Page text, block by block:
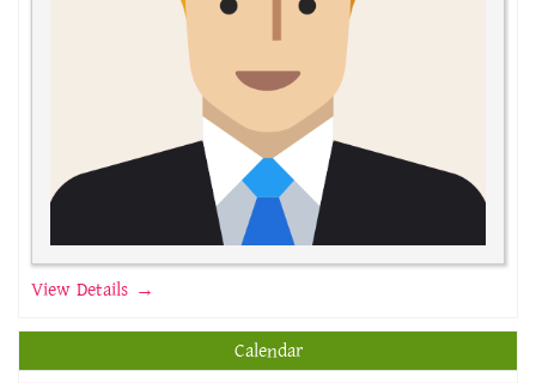
View Details →
Calendar